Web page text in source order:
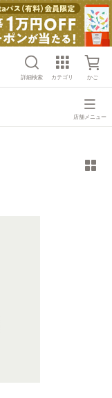
詳細検索 カテゴリ かご
店舗メニュー